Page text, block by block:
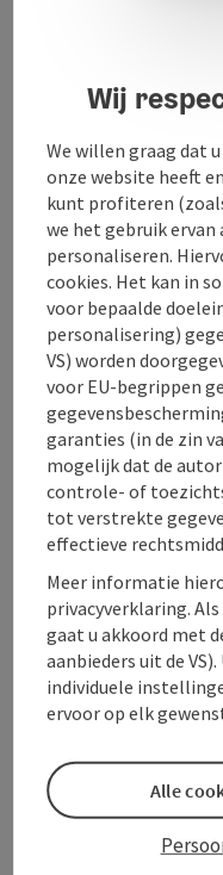
vertoont films
Deze zijn meestal in
filmseries over
Contact
Openingstijden
Ligging
Prijs
Toegankelijkheid
PDF aanmaken
Bijdrage
Wij
We willen graag dat
onze website heeft
kunt profiteren
we het gebruik
personaliseren.
cookies. Het kan in
voor bepaalde
personalisering)
VS) worden
voor EU-begrippen
garanties (in de zin
mogelijk dat de
controle- of
tot verstrekte
effectieve
Meer informatie
privacyverklaring.
gaat u akkoord met
aanbieders uit de
individuele
ervoor op elk
Alle